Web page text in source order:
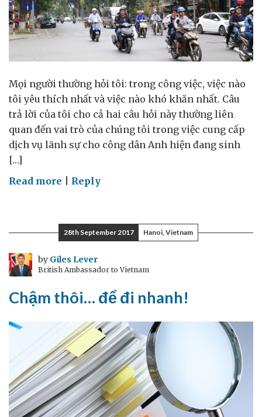
Mọi người thường hỏi tôi: trong công việc, việc nào
tôi yêu thích nhất và việc nào khó khăn nhất. Câu
trả lời của tôi cho cả hai câu hỏi này thường liên
quan đến vai trò của chúng tôi trong việc cung cấp
dịch vụ lãnh sự cho công dân Anh hiện đang sinh
[…]
Read more on
tôi
yêu
thích
nhất
việc
khó
nhất
Reply
28th September 2017 Hanoi, Vietnam
by Giles Lever
British Ambassador to Vietnam
Chậm thôi… để đi nhanh!